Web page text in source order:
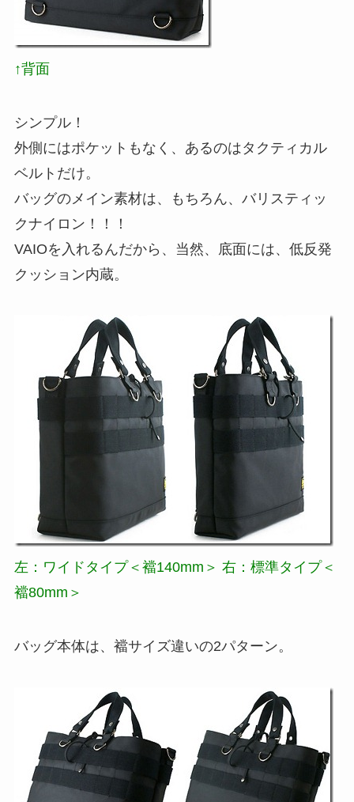
↑背面
シンプル！
外側にはポケットもなく、あるのはタクティカル
ベルトだけ。
バッグのメイン素材は、もちろん、バリスティッ
クナイロン！！！
VAIOを入れるんだから、当然、底面には、低反発
クッション内蔵。
左：ワイドタイプ＜襠140mm＞ 右：標準タイプ＜
襠80mm＞
バッグ本体は、襠サイズ違いの2パターン。